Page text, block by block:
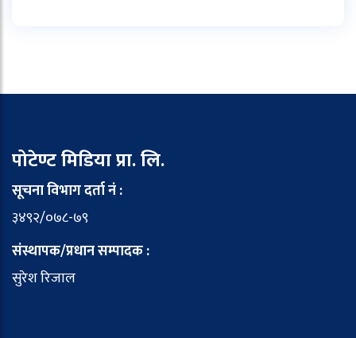
पोटेण्ट मिडिया प्रा. लि.
सूचना विभाग दर्ता नं :
३४९२/०७८-७९
संस्थापक/प्रधान सम्पादक :
सुरेश रिजाल